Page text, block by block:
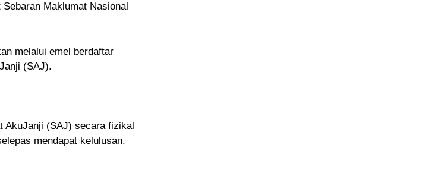
Maklumat Nasional
melalui emel berdaftar
(SAJ).
AkuJanji (SAJ) secara fizikal
mendapat kelulusan.